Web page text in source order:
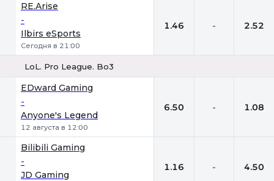
RE.Arise
-
Ilbirs eSports
Сегодня в 21:00
1.46 - 2.52
LoL. Pro League. Bo3
EDward Gaming
-
Anyone's Legend
12 августа в 12:00
6.50 - 1.08
Bilibili Gaming
-
JD Gaming
1.16 - 4.50